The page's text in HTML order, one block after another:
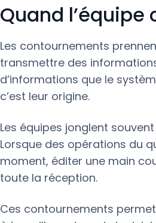
Quand l’équipe
Les contournements
transmettre des
d’informations que le
c’est leur origine.
Les équipes jonglent
Lorsque des opérations du
moment, éditer une main
toute la réception.
Ces contournements